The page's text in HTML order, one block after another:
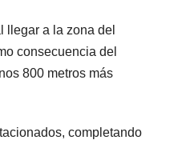
llegar a la zona del
consecuencia del
800 metros más
completando